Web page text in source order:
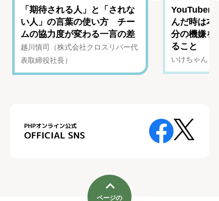
「期待される人」と「されな
い人」の言葉の使い方 チー
ムの協力度が変わる一言の差
越川慎司（株式会社クロスリバー代
表取締役社長）
YouTuber
んだ時は
分の機嫌を
ること
いけちゃん（
ページの